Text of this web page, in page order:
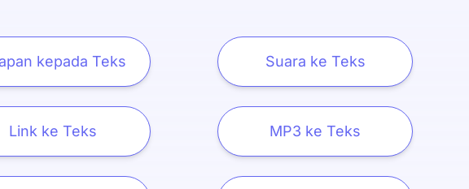
kepada Teks Suara ke Teks
Link ke Teks MP3 ke Teks